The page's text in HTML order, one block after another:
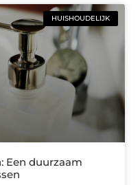
HUISHOUDELIJK
Een duurzaam